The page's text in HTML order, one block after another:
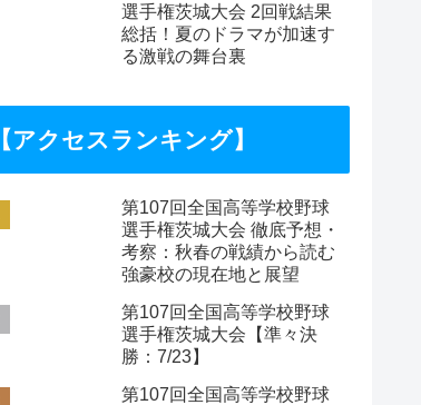
選手権茨城大会 2回戦結果
総括！夏のドラマが加速す
る激戦の舞台裏
【アクセスランキング】
第107回全国高等学校野球
選手権茨城大会 徹底予想・
考察：秋春の戦績から読む
強豪校の現在地と展望
第107回全国高等学校野球
選手権茨城大会【準々決
勝：7/23】
第107回全国高等学校野球